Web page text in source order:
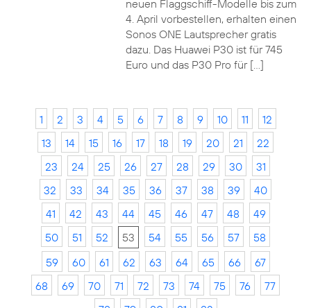
neuen Flaggschiff-Modelle bis zum
4. April vorbestellen, erhalten einen
Sonos ONE Lautsprecher gratis
dazu. Das Huawei P30 ist für 745
Euro und das P30 Pro für […]
1 2 3 4 5 6 7 8 9 10 11
12
13
14 15 16 17 18 19 20 21
22
23
24 25 26 27 28 29 30
31
32
33 34 35 36 37 38 39
40
41
42 43 44 45 46 47 48
49
50
51 52 53 54 55 56 57
58
59
60 61 62 63 64 65 66
67
68
69 70 71 72 73 74 75 76
77